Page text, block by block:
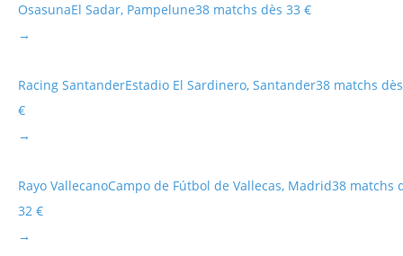
OsasunaEl Sadar, Pampelune38 matchs dès 33 €
→
Racing SantanderEstadio El Sardinero, Santander38 matchs
€
→
Rayo VallecanoCampo de Fútbol de Vallecas, Madrid38 matchs
32 €
→